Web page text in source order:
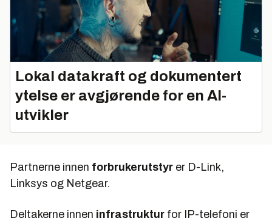
Lokal datakraft og dokumentert
ytelse er avgjørende for en AI-
utvikler
Partnerne innen forbrukerutstyr er D-Link,
Linksys og Netgear.
Deltakerne innen infrastruktur for IP-telefoni er